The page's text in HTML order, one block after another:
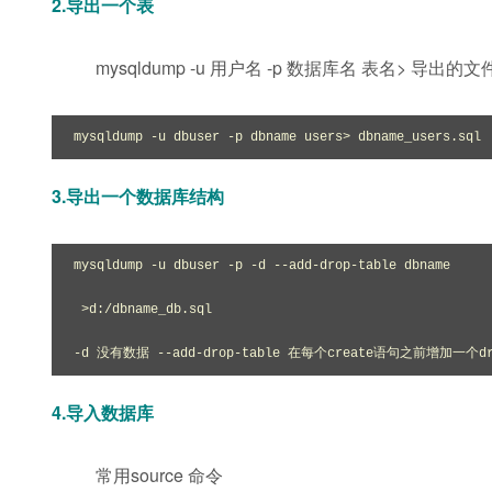
mysqldump -u 用户名 -p 数据库名 表名> 导出的文
mysqldump -u dbuser -p dbname users> dbname_users.sql
3.导出一个数据库结构
mysqldump -u dbuser -p -d --add-drop-table dbname
>d:/dbname_db.sql
-d 没有数据 --add-drop-table 在每个create语句之前增加一个
4.导入数据库
常用source 命令